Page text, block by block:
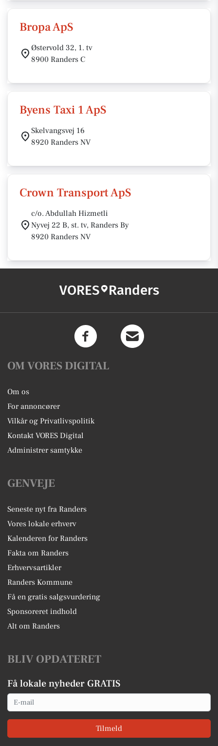
Bropa ApS
Østervold 32, 1. tv
8900 Randers C
Byens Taxi 1 ApS
Skelvangsvej 16
8920 Randers NV
Crown Transport ApS
c/o. Abdullah Hizmetli
Nyvej 22 B, st. tv, Randers By
8920 Randers NV
VORES Randers
OM VORES DIGITAL
Om os
For annoncører
Vilkår og Privatlivspolitik
Kontakt VORES Digital
Administrer samtykke
GENVEJE
Seneste nyt fra Randers
Vores lokale erhverv
Kalenderen for Randers
Fakta om Randers
Erhvervsartikler
Randers Kommune
Få en gratis salgsvurdering
Sponsoreret indhold
Alt om Randers
BLIV OPDATERET
Få lokale nyheder GRATIS
Email
Tilmeld